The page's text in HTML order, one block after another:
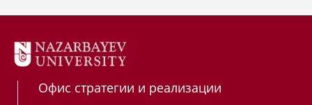
Офис стратегии и реализации